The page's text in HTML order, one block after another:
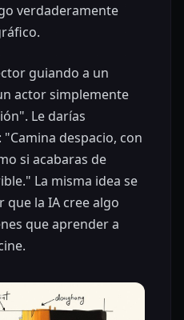
verdaderamente
guiando a un
actor simplemente
Le darías
despacio, con
si acabaras de
La misma idea se
que la IA cree algo
que aprender a